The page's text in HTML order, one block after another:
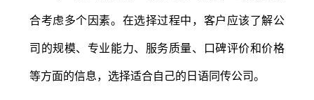
合考虑多个因素。在选择过程中，客户应该了解公
司的规模、专业能力、服务质量、口碑评价和价格
等方面的信息，选择适合自己的日语同传公司。